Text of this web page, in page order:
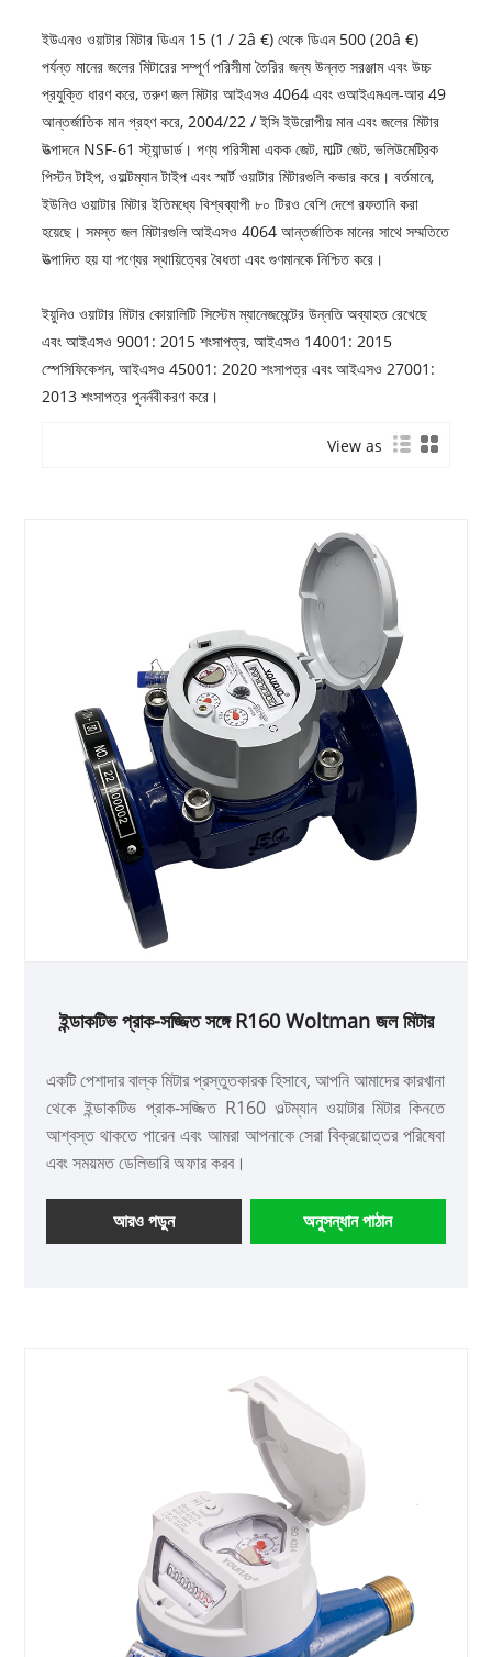
ইউএনও ওয়াটার মিটার ডিএন 15 (1 / 2â €) থেকে ডিএন 500 (20â €)
পর্যন্ত মানের জলের মিটারের সম্পূর্ণ পরিসীমা তৈরির জন্য উন্নত সরঞ্জাম এবং উচ্চ
প্রযুক্তি ধারণ করে, তরুণ জল মিটার আইএসও 4064 এবং ওআইএমএল-আর 49
আন্তর্জাতিক মান গ্রহণ করে, 2004/22 / ইসি ইউরোপীয় মান এবং জলের মিটার
উত্পাদনে NSF-61 স্ট্যান্ডার্ড। পণ্য পরিসীমা একক জেট, মাল্টি জেট, ভলিউমেট্রিক
পিস্টন টাইপ, ওয়াল্টম্যান টাইপ এবং স্মার্ট ওয়াটার মিটারগুলি কভার করে। বর্তমানে,
ইউনিও ওয়াটার মিটার ইতিমধ্যে বিশ্বব্যাপী ৮০ টিরও বেশি দেশে রফতানি করা
হয়েছে। সমস্ত জল মিটারগুলি আইএসও 4064 আন্তর্জাতিক মানের সাথে সম্মতিতে
উত্পাদিত হয় যা পণ্যের স্থায়িত্বের বৈধতা এবং গুণমানকে নিশ্চিত করে।
ইয়ুনিও ওয়াটার মিটার কোয়ালিটি সিস্টেম ম্যানেজমেন্টের উন্নতি অব্যাহত রেখেছে
এবং আইএসও 9001: 2015 শংসাপত্র, আইএসও 14001: 2015
স্পেসিফিকেশন, আইএসও 45001: 2020 শংসাপত্র এবং আইএসও 27001:
2013 শংসাপত্র পুনর্নবীকরণ করে।
View as
ইন্ডাকটিভ প্রাক-সজ্জিত সঙ্গে R160 Woltman জল মিটার
একটি পেশাদার বাল্ক মিটার প্রস্তুতকারক হিসাবে, আপনি আমাদের কারখানা
থেকে ইন্ডাকটিভ প্রাক-সজ্জিত R160 ওল্টম্যান ওয়াটার মিটার কিনতে
আশ্বস্ত থাকতে পারেন এবং আমরা আপনাকে সেরা বিক্রয়োত্তর পরিষেবা
এবং সময়মত ডেলিভারি অফার করব।
আরও পড়ুন অনুসন্ধান পাঠান